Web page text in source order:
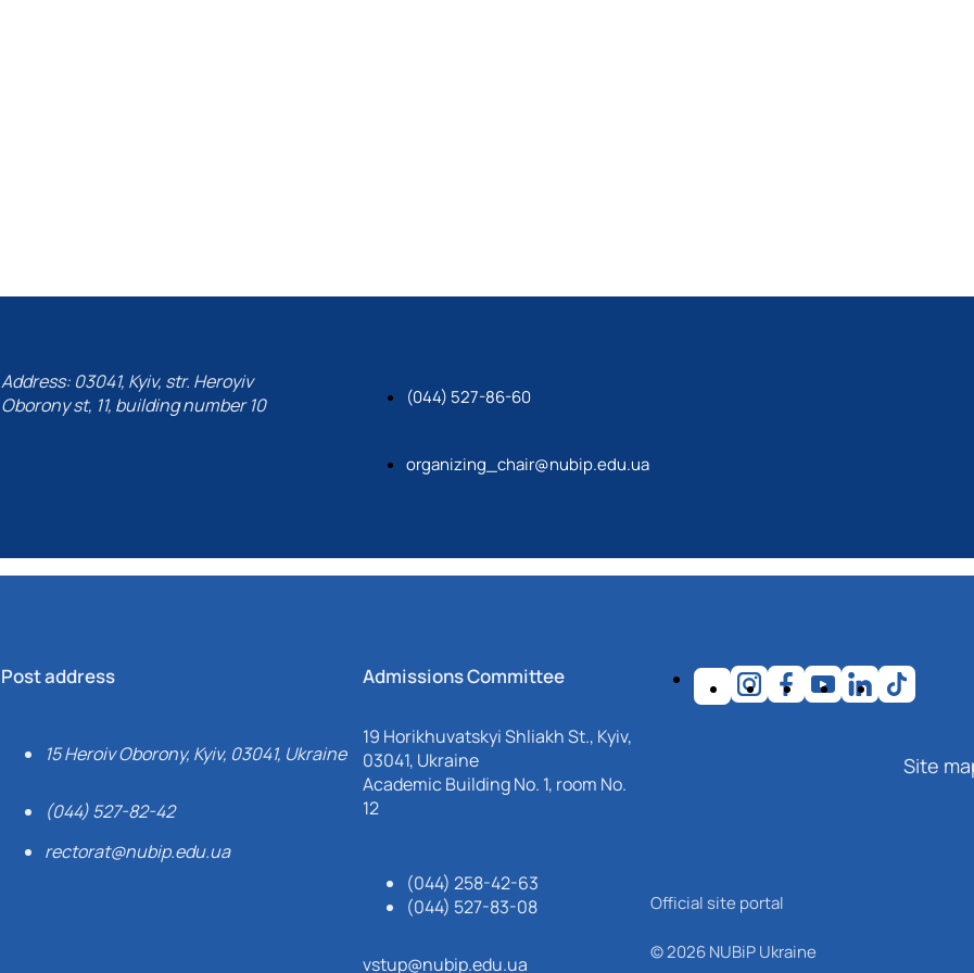
Address: 03041, Kyiv, str. Heroyiv
Oborony st, 11, building number 10
(044) 527-86-60
organizing_chair@nubip.edu.ua
Post address
15 Heroiv Oborony, Kyiv, 03041, Ukraine
(044) 527-82-42
rectorat@nubip.edu.ua
Admissions Committee
19 Horikhuvatskyi Shliakh St., Kyiv,
03041, Ukraine
Academic Building No. 1, room No.
12
(044) 258-42-63
(044) 527-83-08
vstup@nubip.edu.ua
Site
Official site portal
© 2026 NUBiP Ukraine